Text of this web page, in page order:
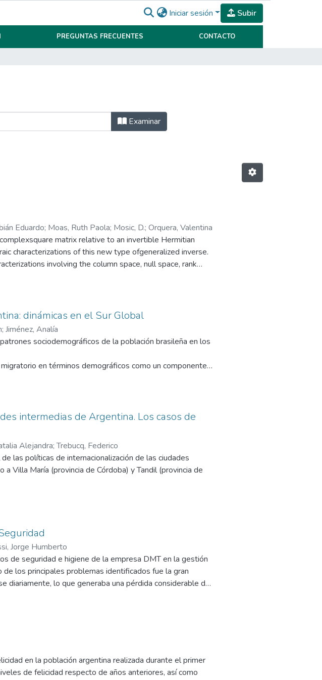
Iniciar sesión Subir
PREGUNTAS FRECUENTES CONTACTO
Examinar
Eduardo; Moas, Ruth Paola; Mosic, D.; Orquera, Valentina
matrix relative to an invertible Hermitian
characterizations of this new type ofgeneralized inverse.
involving the column space, null space, rank
equation using this newgeneralized inverse.
dinámicas en el Sur Global
; Jiménez, Analía
sociodemográficos de la población brasileña en los
en términos demográficos como un componente
se comparan los volúmenes poblacionales, tasas de
brasileña, aunque con una reciente desaceleración;
a 24 años; y un descenso en el índice de
retornos. Asimismo, se observa una reconfiguración
fronterizas como Misiones, hacia una creciente
centros urbanos de mayor escala.
intermedias de Argentina. Los casos de
Alejandra;Trebucq, Federico
las políticas de internacionalización de las ciudades
Villa María (provincia de Córdoba) y Tandil (provincia de
así como su sostenibilidad y continuidad en el tiempo.
involucradas en la gestión internacional.
en el estudio comparado de las trayectorias
recolección de datos incluye la revisión documental de
y análisis de fuentes secundarias.
y los condicionantes que afectaron su desarrollo,
Jorge Humberto
de seguridad e higiene de la empresa DMT en la gestión
los principales problemas identificados fue la gran
diariamente, lo que generaba una pérdida considerable de
dificultaba el acceso rápido y eficiente a los datos
tareas y documentos del técnico. La aplicación
significativamente la eficiencia operativa y
de documentos. La disponibilidad de datos actualizados
lo cual es vital en situaciones críticas donde
solución desarrollada no solo mejoró la eficiencia, sino
en la población argentina realizada durante el primer
de felicidad respecto de años anteriores, así como